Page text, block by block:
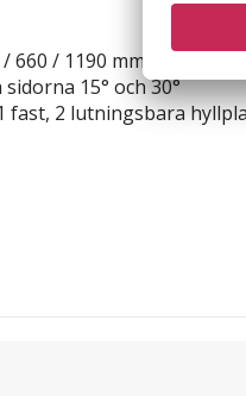
660 / 1190 mm
15° och 30°
fast, 2 lutningsbara